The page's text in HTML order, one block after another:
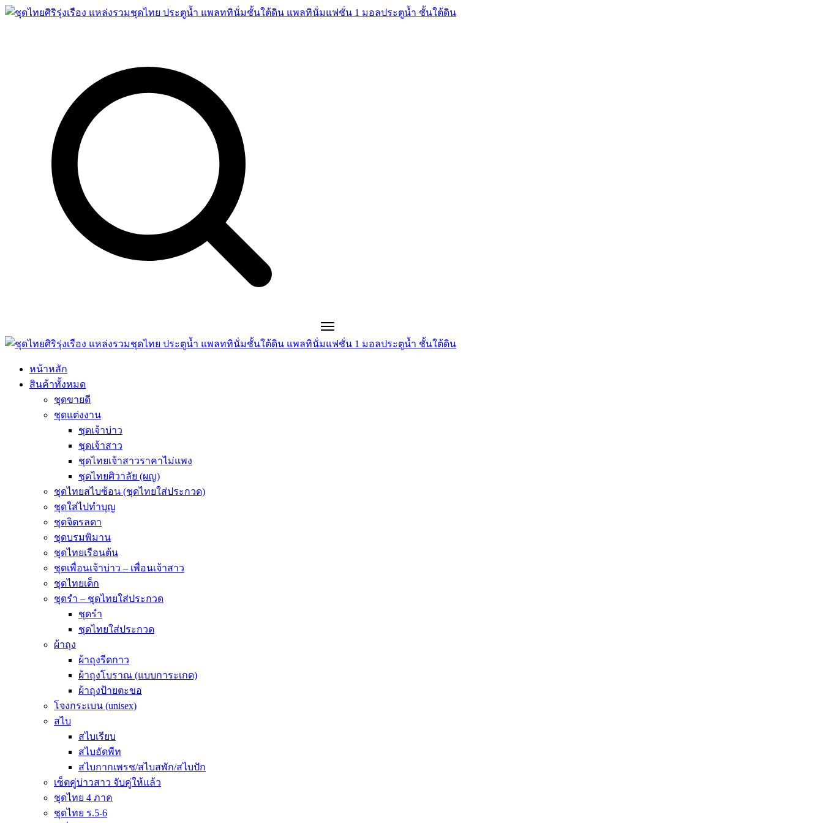
หน้าหลัก
สินค้าทั้งหมด
ชุดขายดี
ชุดแต่งงาน
ชุดเจ้าบ่าว
ชุดเจ้าสาว
ชุดไทยเจ้าสาวราคาไม่แพง
ชุดไทยศิวาลัย (ผญ)
ชุดไทยสไบซ้อน (ชุดไทยใส่ประกวด)
ชุดใส่ไปทำบุญ
ชุดจิตรลดา
ชุดบรมพิมาน
ชุดไทยเรือนต้น
ชุดเพื่อนเจ้าบ่าว – เพื่อนเจ้าสาว
ชุดไทยเด็ก
ชุดรำ – ชุดไทยใส่ประกวด
ชุดรำ
ชุดไทยใส่ประกวด
ผ้าถุง
ผ้าถุงรีดกาว
ผ้าถุงโบราณ (แบบการะเกด)
ผ้าถุงป้ายตะขอ
โจงกระเบน (unisex)
สไบ
สไบเรียบ
สไบอัดพีท
สไบกากเพรช/สไบสพัก/สไบปัก
เซ็ตคู่บ่าวสาว จับคู่ให้แล้ว
ชุดไทย 4 ภาค
ชุดไทย ร.5-6